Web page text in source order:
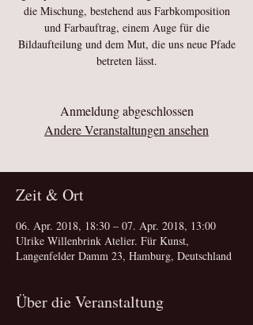
die Mischung, bestehend aus Farbkomposition
und Farbauftrag, einem Auge für die
Bildaufteilung und dem Mut, die uns neue Pfade
betreten lässt.
Anmeldung abgeschlossen
Andere Veranstaltungen ansehen
Zeit & Ort
06. Apr. 2018, 18:30 – 07. Apr. 2018, 13:00
Ulrike Willenbrink Atelier. Für Kunst,
Langenfelder Damm 23, Hamburg, Deutschland
Über die Veranstaltung